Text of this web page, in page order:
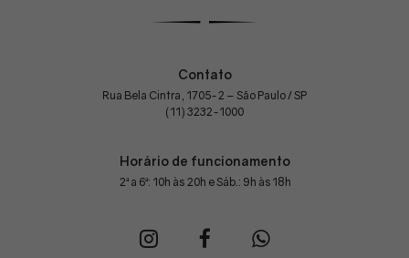
Contato
Rua Bela Cintra, 1705-2 – São Paulo / SP
(11) 3232-1000
Horário de funcionamento
2ª a 6ª: 10h às 20h e Sáb.: 9h às 18h